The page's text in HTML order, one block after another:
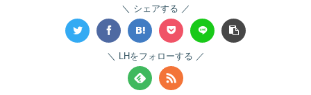
シェアする
LHをフォローする